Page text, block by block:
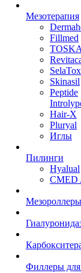
Мезотерапия
Fillmed
SelaTox
Skinasil
Peptide
Hair-X
Pluryal
Иглы
Пилинги
Hyalual
CMED
Мезороллеры
Филлеры для